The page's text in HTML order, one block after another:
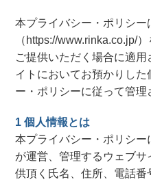
本プライバシー・ポリシー
（https://www.rinka.co.jp/
ご提供いただく場合に適
イトにおいてお預かりし
ー・ポリシーに従って管理
1 個人情報とは
本プライバシー・ポリシ
が運営、管理するウェブ
供頂く氏名、住所、電話